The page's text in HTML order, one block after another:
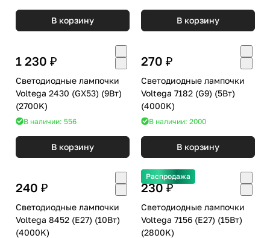
В корзину В корзину
1 230 ₽
Светодиодные лампочки
Voltega 2430 (GX53) (9Вт)
(2700K)
В наличии: 556
В корзину
270 ₽
Светодиодные лампочки
Voltega 7182 (G9) (5Вт)
(4000K)
В наличии: 2000
В корзину
240 ₽
Светодиодные лампочки
Voltega 8452 (E27) (10Вт)
(4000K)
Распродажа
230 ₽
Светодиодные лампочки
Voltega 7156 (E27) (15Вт)
(2800K)